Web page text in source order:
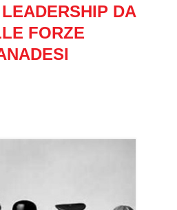
DA
FORZE